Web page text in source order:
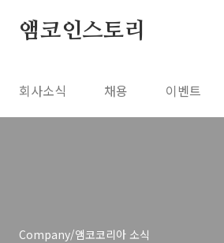
앰코인스토리
회사소식 채용 이벤트
Company/앰코코리아 소식